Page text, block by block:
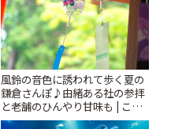
風鈴の音色に誘われて歩く夏の
鎌倉さんぽ♪由緒ある社の参拝
と老舗のひんやり甘味も | こと
りっぷ